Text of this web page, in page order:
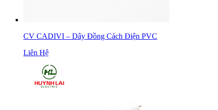
CV CADIVI – Dây Đồng Cách Điện PVC
Liên Hệ